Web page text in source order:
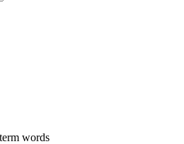
words